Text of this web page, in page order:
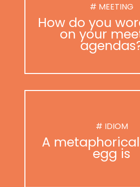
# MEETING
How do you
on your
# IDIOM
A
egg is